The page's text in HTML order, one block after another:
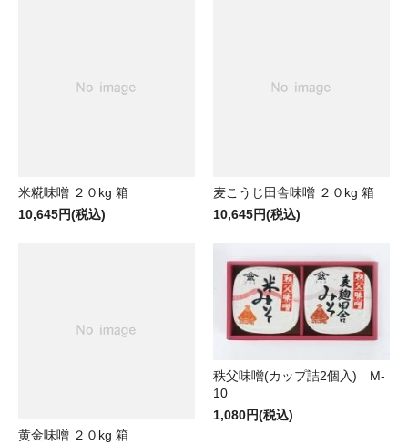
米糀味噌 ２０kg 箱
10,645円(税込)
麦こうじ田舎味噌 ２０kg 箱
10,645円(税込)
黄金味噌 ２０kg 箱
秩父味噌(カップ詰2個入) M-
10
1,080円(税込)